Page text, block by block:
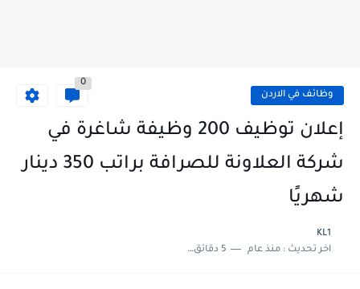
وظائف في الاردن
0
إعلان توظيف 200 وظيفة شاغرة في
شركة العلاونة للصرافة براتب 350 دينار
شهريًا
KL1
اخر تحديث :منذ عام 5 دقائق للقراءة